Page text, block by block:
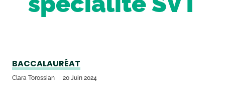
BACCALAURÉAT
Clara Torossian 20 Juin 2024